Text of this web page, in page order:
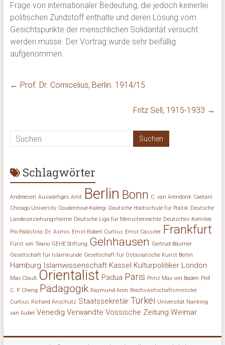
Frage von internationaler Bedeutung, die jedoch keinerlei
politischen Zündstoff enthalte und deren Lösung vom
Gesichtspunkte der menschlichen Solidarität versucht
werden müsse. Der Vortrag wurde sehr beifällig
aufgenommen.
← Prof. Dr. Cornicelius, Berlin. 1914/15
Fritz Sell, 1915-1933 →
Schlagwörter
Andreesen Auswärtiges Amt Berlin Bonn C. van Arendonk Caetani
Chicago University Coudenhove-Kalergi Deutsche Hochschule für Politik Deutsche
Landeserziehungsheime Deutsche Liga für Menschenrechte Deutsches Komitee
Pro Palästina Dr. Asmis Ernst-Robert Curtius Ernst Cassirer Frankfurt
Fürst von Teano GEHE Stiftung Gelnhausen Gertrud Bäumer
Gesellschaft für Islamkunde Gesellschaft für Ostasiatische Kunst Berlin
Hamburg Islamwissenschaft Kassel Kulturpolitiker London
Max Clauß Orientalist Padua Paris Prinz Max von Baden Prof.
C. P. Cheng Pädagogik Raymund Aron Reichswirtschaftsminister
Curtius Richard Anschütz Staatssekretär Türkei Universität Nanking
van Aubel Venedig Verwandte Vossische Zeitung Weimar